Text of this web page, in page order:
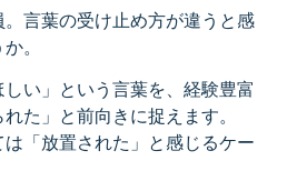
言葉の受け止め方が違うと感
。
しい」という言葉を、経験豊富
た」と前向きに捉えます。
「放置された」と感じるケー